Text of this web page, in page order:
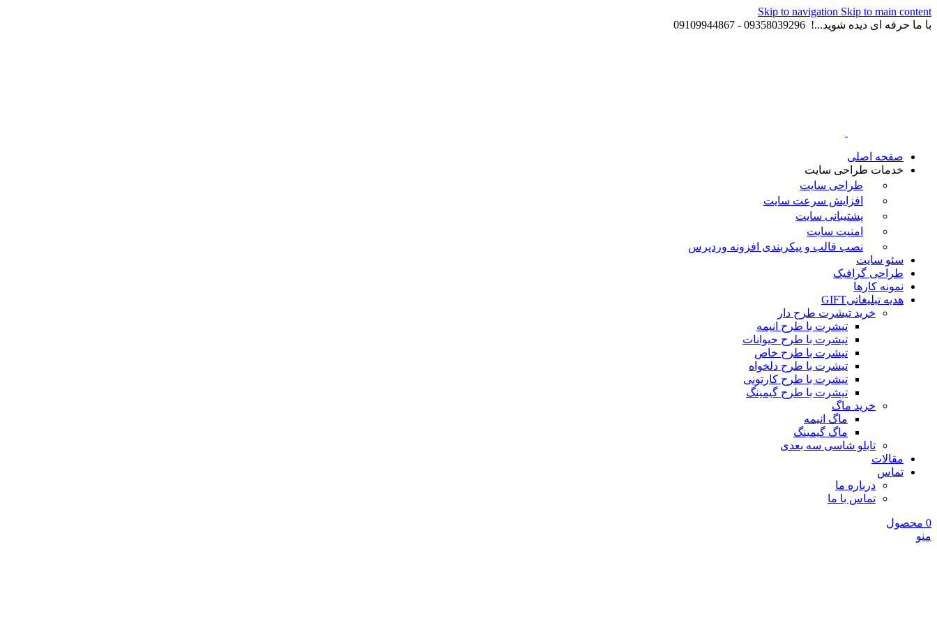
Skip to navigation Skip to main content
با ما حرفه ای دیده شوید...! 09358039296 - 09109944867
صفحه اصلی
خدمات طراحی سایت
طراحی سایت
افزایش سرعت سایت
پشتیبانی سایت
امنیت سایت
نصب قالب و پیکربندی افزونه وردپرس
سئو سایت
طراحی گرافیک
نمونه کارها
هدیه تبلیغاتیGIFT
خرید تیشرت طرح دار
تیشرت با طرح انیمه
تیشرت با طرح حیوانات
تیشرت با طرح خاص
تیشرت با طرح دلخواه
تیشرت با طرح کارتونی
تیشرت با طرح گیمینگ
خرید ماگ
ماگ انیمه
ماگ گیمینگ
تابلو شاسی سه بعدی
مقالات
تماس
درباره ما
تماس با ما
0 محصول
منو